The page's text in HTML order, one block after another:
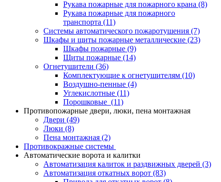
Рукава пожарные для пожарного крана (8)
Рукава пожарные для пожарного
транспорта (11)
Системы автоматического пожаротушения (7)
Шкафы и щиты пожарные металлические (23)
Шкафы пожарные (9)
Щиты пожарные (14)
Огнетушители (36)
Комплектующие к огнетушителям (10)
Воздушно-пенные (4)
Углекислотные (11)
Порошковые (11)
Противопожарные двери, люки, пена монтажная
Двери (49)
Люки (8)
Пена монтажная (2)
Противокражные системы
Автоматические ворота и калитки
Автоматизация калиток и раздвижных дверей (3)
Автоматизация откатных ворот (83)